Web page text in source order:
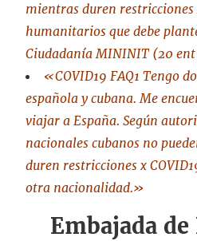
mientras duren restricciones
humanitarios que debe
Ciudadanía MININIT (20
«COVID19 FAQ1 Tengo
española y cubana. Me
viajar a España. Según
nacionales cubanos no
duren restricciones x
otra nacionalidad.»
Embajada de